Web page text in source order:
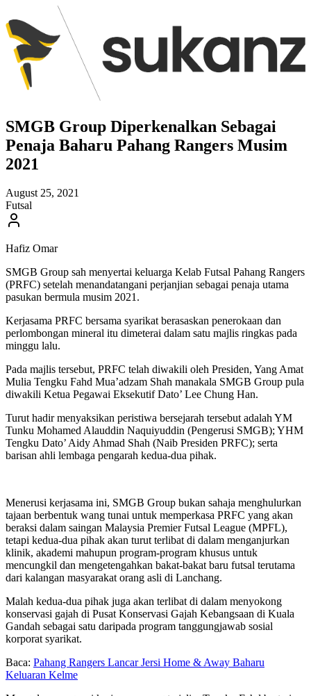
SMGB Group Diperkenalkan Sebagai
Penaja Baharu Pahang Rangers Musim
2021
August 25, 2021
Futsal
Hafiz Omar
SMGB Group sah menyertai keluarga Kelab Futsal Pahang Rangers
(PRFC) setelah menandatangani perjanjian sebagai penaja utama
pasukan bermula musim 2021.
Kerjasama PRFC bersama syarikat berasaskan penerokaan dan
perlombongan mineral itu dimeterai dalam satu majlis ringkas pada
minggu lalu.
Pada majlis tersebut, PRFC telah diwakili oleh Presiden, Yang Amat
Mulia Tengku Fahd Mua’adzam Shah manakala SMGB Group pula
diwakili Ketua Pegawai Eksekutif Dato’ Lee Chung Han.
Turut hadir menyaksikan peristiwa bersejarah tersebut adalah YM
Tunku Mohamed Alauddin Naquiyuddin (Pengerusi SMGB); YHM
Tengku Dato’ Aidy Ahmad Shah (Naib Presiden PRFC); serta
barisan ahli lembaga pengarah kedua-dua pihak.
Menerusi kerjasama ini, SMGB Group bukan sahaja menghulurkan
tajaan berbentuk wang tunai untuk memperkasa PRFC yang akan
beraksi dalam saingan Malaysia Premier Futsal League (MPFL),
tetapi kedua-dua pihak akan turut terlibat di dalam menganjurkan
klinik, akademi mahupun program-program khusus untuk
mencungkil dan mengetengahkan bakat-bakat baru futsal terutama
dari kalangan masyarakat orang asli di Lanchang.
Malah kedua-dua pihak juga akan terlibat di dalam menyokong
konservasi gajah di Pusat Konservasi Gajah Kebangsaan di Kuala
Gandah sebagai satu daripada program tanggungjawab sosial
korporat syarikat.
Baca: Pahang Rangers Lancar Jersi Home & Away Baharu
Keluaran Kelme